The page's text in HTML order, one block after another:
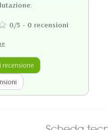
:
0/5 - 0 recensioni
recensione